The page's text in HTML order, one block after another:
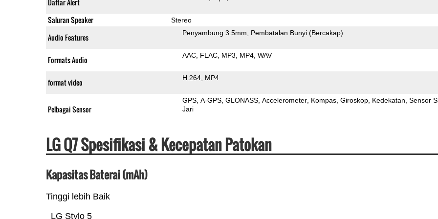
Daftar Alert
Saluran Speaker Stereo
Audio Features Penyambung 3.5mm Pembatalan Bunyi (Bercakap)
Formats Audio AAC FLAC MP3 MP4 WAV
format video H.264 MP4
Pelbagai Sensor
GPS A-GPS GLONASS Accelerometer Kompas Giroskop Kedekatan Sensor
Jari
LG Q7 Spesifikasi & Kecepatan Patokan
Kapasitas Baterai (mAh)
Tinggi lebih Baik
LG Stylo 5